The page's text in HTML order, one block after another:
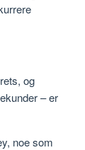
og
– er
noe som